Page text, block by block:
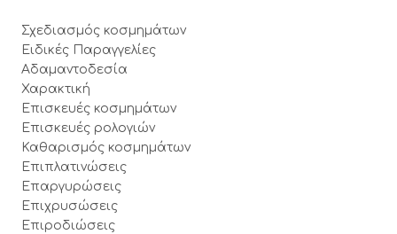
Σχεδιασμός κοσμημάτων
Ειδικές Παραγγελίες
Αδαμαντοδεσία
Χαρακτική
Επισκευές κοσμημάτων
Επισκευές ρολογιών
Καθαρισμός κοσμημάτων
Επιπλατινώσεις
Επαργυρώσεις
Επιχρυσώσεις
Επιροδιώσεις